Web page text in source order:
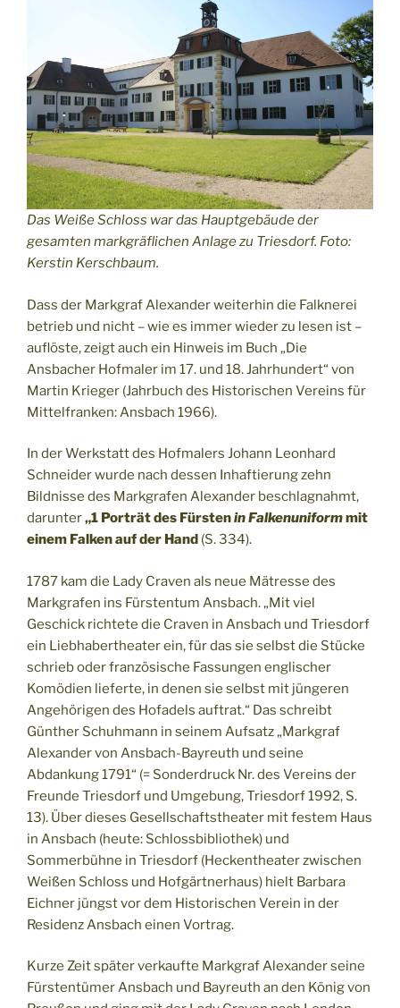
Das Weiße Schloss war das Hauptgebäude der
gesamten markgräflichen Anlage zu Triesdorf. Foto:
Kerstin Kerschbaum.
Dass der Markgraf Alexander weiterhin die Falknerei
betrieb und nicht – wie es immer wieder zu lesen ist –
auflöste, zeigt auch ein Hinweis im Buch „Die
Ansbacher Hofmaler im 17. und 18. Jahrhundert“ von
Martin Krieger (Jahrbuch des Historischen Vereins für
Mittelfranken: Ansbach 1966).
In der Werkstatt des Hofmalers Johann Leonhard
Schneider wurde nach dessen Inhaftierung zehn
Bildnisse des Markgrafen Alexander beschlagnahmt,
darunter„1 Porträt des Fürstenin Falkenuniformmit
einem Falken auf der Hand (S. 334).
1787 kam die Lady Craven als neue Mätresse des
Markgrafen ins Fürstentum Ansbach. „Mit viel
Geschick richtete die Craven in Ansbach und Triesdorf
ein Liebhabertheater ein, für das sie selbst die Stücke
schrieb oder französische Fassungen englischer
Komödien lieferte, in denen sie selbst mit jüngeren
Angehörigen des Hofadels auftrat.“ Das schreibt
Günther Schuhmann in seinem Aufsatz „Markgraf
Alexander von Ansbach-Bayreuth und seine
Abdankung 1791“ (= Sonderdruck Nr. des Vereins der
Freunde Triesdorf und Umgebung, Triesdorf 1992, S.
13). Über dieses Gesellschaftstheater mit festem Haus
in Ansbach (heute: Schlossbibliothek) und
Sommerbühne in Triesdorf (Heckentheater zwischen
Weißen Schloss und Hofgärtnerhaus) hielt Barbara
Eichner jüngst vor dem Historischen Verein in der
Residenz Ansbach einen Vortrag.
Kurze Zeit später verkaufte Markgraf Alexander seine
Fürstentümer Ansbach und Bayreuth an den König von